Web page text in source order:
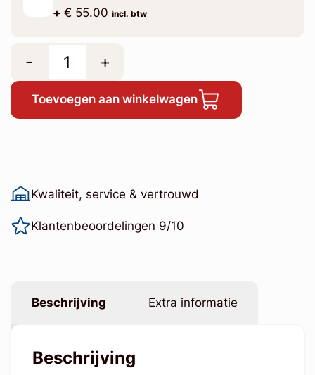
+ € 55.00 incl. btw
- +
Toevoegen aan winkelwagen
Kwaliteit, service & vertrouwd
Klantenbeoordelingen 9/10
Beschrijving Extra informatie
Beschrijving